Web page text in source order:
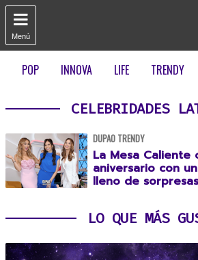

Menú
POP INNOVA LIFE TRENDY
CELEBRIDADES
DUPAO TRENDY
La Mesa
aniversario con
lleno de sorpresas
LO QUE MÁS